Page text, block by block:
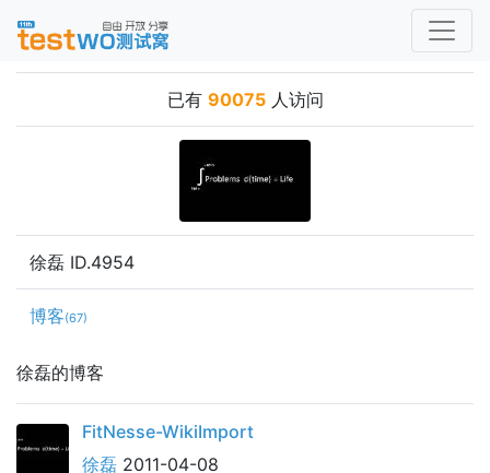
已有 90075人访问
徐磊 ID.4954
博客(67)
徐磊的博客
FitNesse-WikiImport
徐磊 2011-04-08